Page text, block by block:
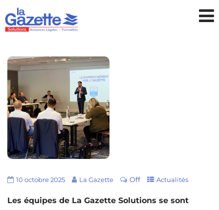
10 octobre 2025 La Gazette Off Actualités
Les équipes de La Gazette Solutions se sont